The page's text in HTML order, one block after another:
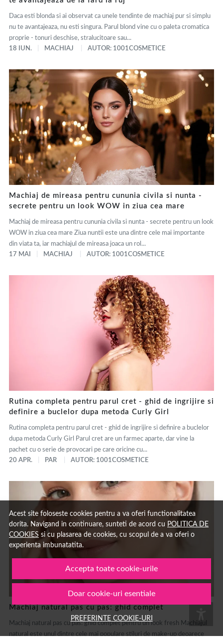
Acest site foloseste cookies pentru a va oferi functionalitatea
dorita. Navigand in continuare, sunteti de acord cu POLITICA DE
COOKIES si cu plasarea de cookies, cu scopul de a va oferi o
experienta imbunatatita.
Accepta toate cookie-urile
Doar cookie-uri esentiale
PREFERINTE COOKIE-URI
Daca esti blonda si ai observat ca unele tendinte de machiaj pur si simplu
nu te avantajeaza, nu esti singura. Parul blond vine cu o paleta cromatica
proprie - tonuri deschise, stralucitoare sau...
18 IUN.
MACHIAJ AUTOR: 1001COSMETICE
Machiaj de mireasa pentru cununia civila si nunta -
secrete pentru un look WOW in ziua cea mare
Machiaj de mireasa pentru cununia civila si nunta - secrete pentru un look
WOW in ziua cea mare Ziua nuntii este una dintre cele mai importante
din viata ta, iar machiajul de mireasa joaca un rol...
17 MAI
MACHIAJ AUTOR: 1001COSMETICE
Rutina completa pentru parul cret - ghid de ingrijire si
definire a buclelor dupa metoda Curly Girl
Rutina completa pentru parul cret - ghid de ingrijire si definire a buclelor
dupa metoda Curly Girl Parul cret are un farmec aparte, dar vine la
pachet cu o serie de provocari pe care oricine cu...
20 APR.
PAR AUTOR: 1001COSMETICE
Machiaj natural pas cu pas: ghid complet
Machiaj natural pas cu pas: ghid complet pentru un look fresh Machiajul
natural este unul dintre cele mai populare stiluri de make-up deoarece